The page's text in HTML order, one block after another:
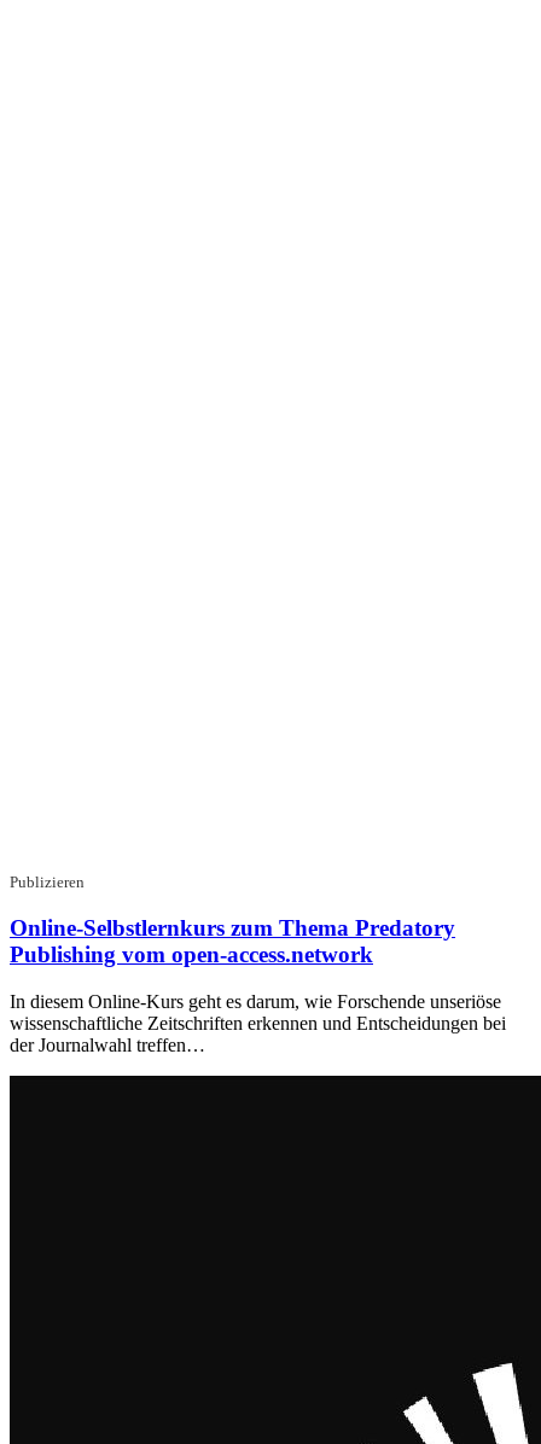
Publizieren
Online-Selbstlernkurs zum Thema Predatory
Publishing vom open-access.network
In diesem Online-Kurs geht es darum, wie Forschende unseriöse
wissenschaftliche Zeitschriften erkennen und Entscheidungen bei
der Journalwahl treffen…